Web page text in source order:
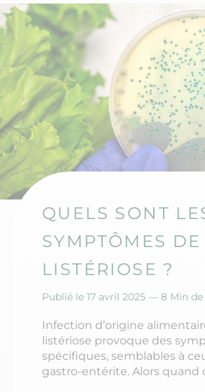
QUELS SONT
SYMPTÔMES
LISTÉRIOSE ?
Publié le 17 avril 2025 — 8 Min
Infection d’origine
listériose provoque des
spécifiques, semblables à
gastro-entérite. Alors quand